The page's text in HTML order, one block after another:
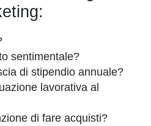
sentimentale?
di stipendio annuale?
lavorativa al
di fare acquisti?